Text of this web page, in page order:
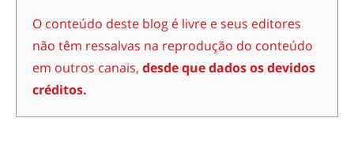
O conteúdo deste blog é livre e seus editores
não têm ressalvas na reprodução do conteúdo
em outros canais, desde que dados os devidos
créditos.